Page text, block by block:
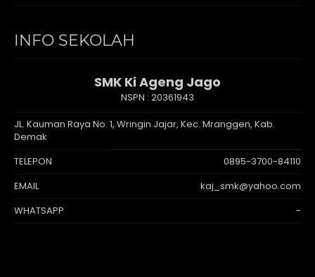
INFO SEKOLAH
SMK Ki Ageng Jago
NSPN : 20361943
JL. Kauman Raya No. 1, Wringin Jajar, Kec. Mranggen, Kab.
Demak
TELEPON
0895-3700-84110
EMAIL
kaj_smk@yahoo.com
WHATSAPP
-